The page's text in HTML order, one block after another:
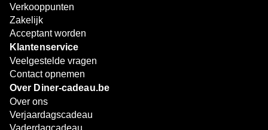
Verkooppunten
Zakelijk
Acceptant worden
Klantenservice
Veelgestelde vragen
Contact opnemen
Over Diner-cadeau.be
Over ons
Verjaardagscadeau